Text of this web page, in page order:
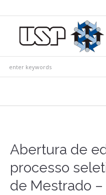
Abertura de
processo
de Mestrado